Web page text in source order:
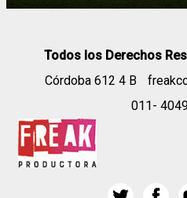
Todos los Derechos
Córdoba 612 4 B
011-